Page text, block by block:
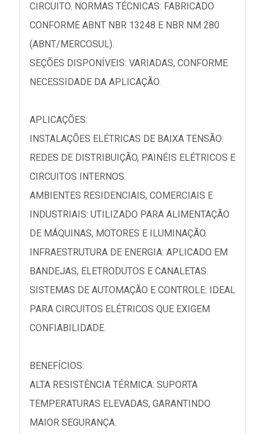
CIRCUITO. NORMAS TÉCNICAS: FABRICADO
CONFORME ABNT NBR 13248 E NBR NM 280
(ABNT/MERCOSUL).
SEÇÕES DISPONÍVEIS: VARIADAS, CONFORME
NECESSIDADE DA APLICAÇÃO.
APLICAÇÕES:
INSTALAÇÕES ELÉTRICAS DE BAIXA TENSÃO:
REDES DE DISTRIBUIÇÃO, PAINÉIS ELÉTRICOS E
CIRCUITOS INTERNOS.
AMBIENTES RESIDENCIAIS, COMERCIAIS E
INDUSTRIAIS: UTILIZADO PARA ALIMENTAÇÃO
DE MÁQUINAS, MOTORES E ILUMINAÇÃO.
INFRAESTRUTURA DE ENERGIA: APLICADO EM
BANDEJAS, ELETRODUTOS E CANALETAS.
SISTEMAS DE AUTOMAÇÃO E CONTROLE: IDEAL
PARA CIRCUITOS ELÉTRICOS QUE EXIGEM
CONFIABILIDADE.
BENEFÍCIOS:
ALTA RESISTÊNCIA TÉRMICA: SUPORTA
TEMPERATURAS ELEVADAS, GARANTINDO
MAIOR SEGURANÇA.